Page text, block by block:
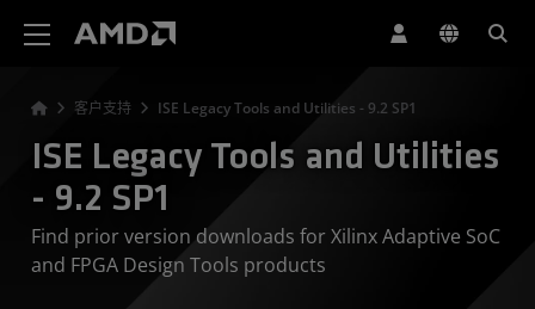
客户支持 ISE Legacy Tools and Utilities - 9.2 SP1
ISE Legacy Tools and Utilities
- 9.2 SP1
Find prior version downloads for Xilinx Adaptive SoC
and FPGA Design Tools products